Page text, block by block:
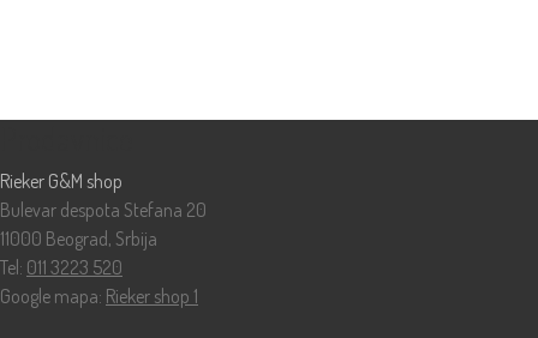
Rieker G&M shop
Bulevar despota Stefana 20
11000 Beograd, Srbija
Tel: 011 3223 520
Google mapa: Rieker shop 1